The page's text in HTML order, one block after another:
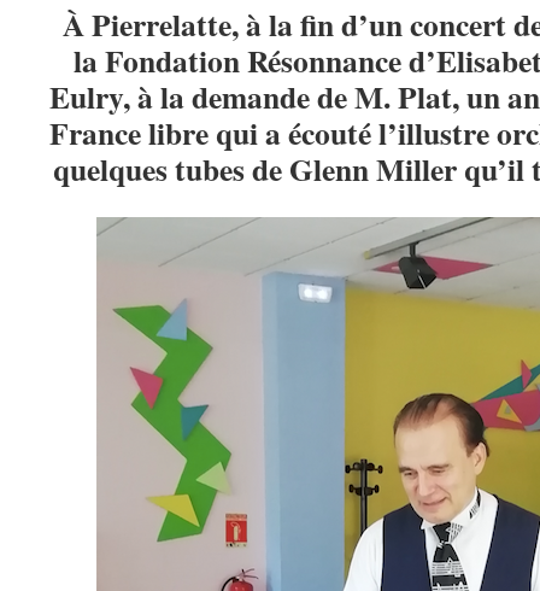
À Pierrelatte, à la fin d’un concert
la Fondation Résonnance
Eulry, à la demande de M. Plat, un
France libre qui a écouté l’illustre
quelques tubes de Glenn Miller